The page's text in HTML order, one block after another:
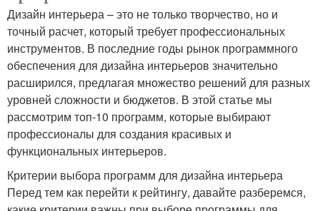
Дизайн интерьера – это не только творчество, но и
точный расчет, который требует профессиональных
инструментов. В последние годы рынок программного
обеспечения для дизайна интерьеров значительно
расширился, предлагая множество решений для разных
уровней сложности и бюджетов. В этой статье мы
рассмотрим топ-10 программ, которые выбирают
профессионалы для создания красивых и
функциональных интерьеров.
Критерии выбора программ для дизайна интерьера
Перед тем как перейти к рейтингу, давайте разберемся,